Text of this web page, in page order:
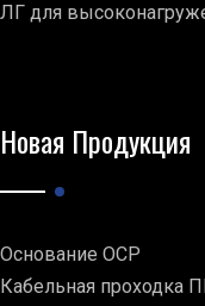
ЛГ для
Новая Продукция
Основание ОСР
Кабельная проходка